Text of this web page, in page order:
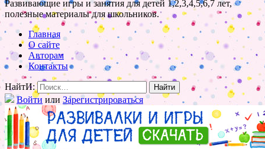
Развивающие игры и занятия для детей 1,2,3,4,5,6,7 лет,
полезные материалы для школьников.
Главная
О сайте
Авторам
Контакты
НайтИ:
Войти или Зарегистрироваться